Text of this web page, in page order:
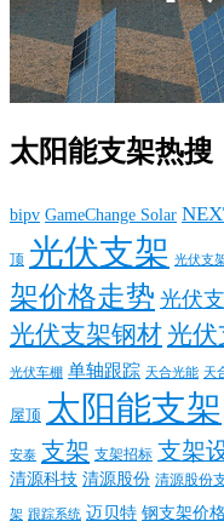
太阳能支架热搜
bipv GameChange Solar
顶 光伏支架 光伏支
架价格走势 光伏
光伏支架钢材光伏
光伏车棚 单轴跟踪 天合光能 天
屋顶 太阳能支架
安泰 支架 支架招标 支架
清源科技 清源股份 清源股份
架 跟踪系统 迈贝特 钢支架价